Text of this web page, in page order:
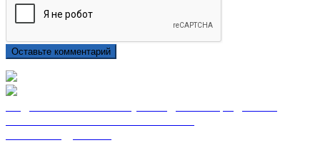
Оставьте комментарий